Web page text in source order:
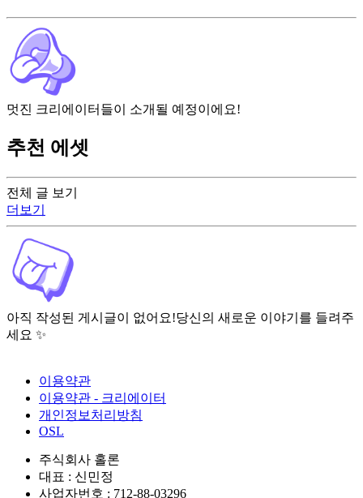
전체 글 보기
더보기
아직 작성된 게시글이 없어요!당신의 새로운 이야기를 들려주
세요 ✨
멋진 크리에이터들이 소개될 예정이에요!
추천 에셋
이용약관
이용약관 - 크리에이터
개인정보처리방침
OSL
주식회사 홀론
대표 : 신민정
사업자번호 : 712-88-03296